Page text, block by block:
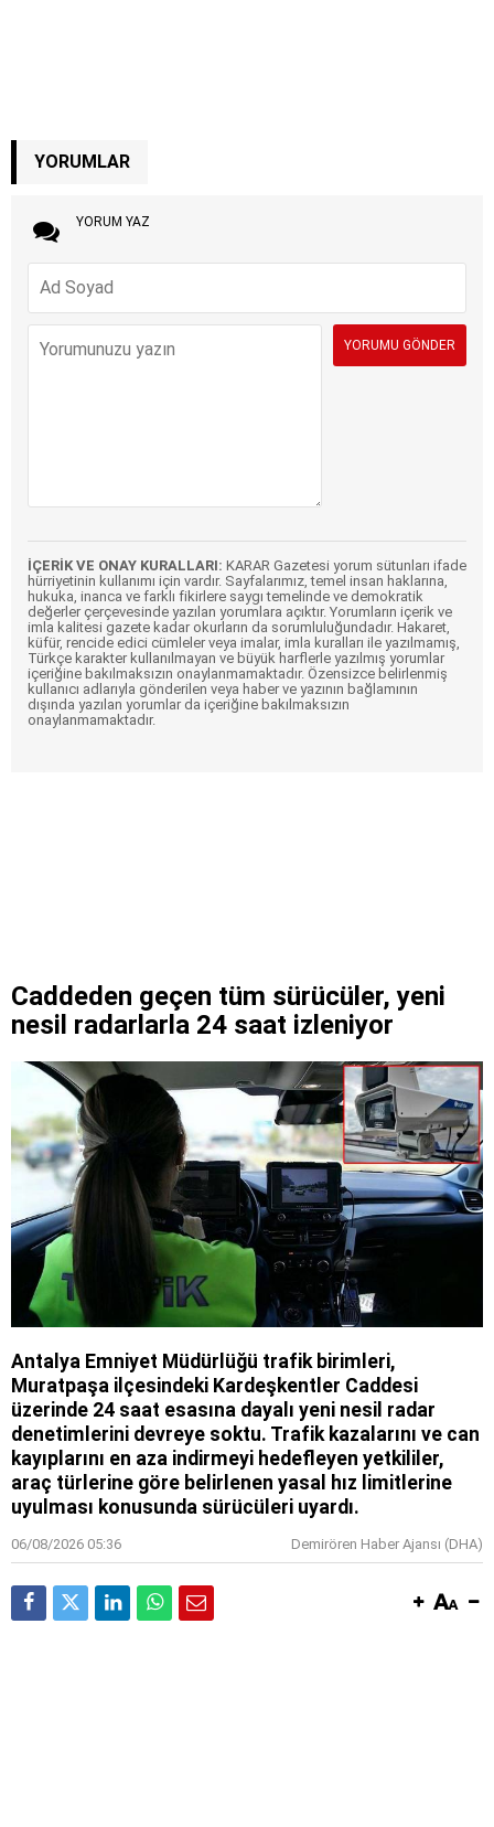
YORUMLAR
YORUM YAZ
İÇERİK VE ONAY KURALLARI: KARAR Gazetesi yorum sütunları ifade
hürriyetinin kullanımı için vardır. Sayfalarımız, temel insan haklarına,
hukuka, inanca ve farklı fikirlere saygı temelinde ve demokratik
değerler çerçevesinde yazılan yorumlara açıktır. Yorumların içerik ve
imla kalitesi gazete kadar okurların da sorumluluğundadır. Hakaret,
küfür, rencide edici cümleler veya imalar, imla kuralları ile yazılmamış,
Türkçe karakter kullanılmayan ve büyük harflerle yazılmış yorumlar
içeriğine bakılmaksızın onaylanmamaktadır. Özensizce belirlenmiş
kullanıcı adlarıyla gönderilen veya haber ve yazının bağlamının
dışında yazılan yorumlar da içeriğine bakılmaksızın
onaylanmamaktadır.
Caddeden geçen tüm sürücüler, yeni
nesil radarlarla 24 saat izleniyor
Antalya Emniyet Müdürlüğü trafik birimleri,
Muratpaşa ilçesindeki Kardeşkentler Caddesi
üzerinde 24 saat esasına dayalı yeni nesil radar
denetimlerini devreye soktu. Trafik kazalarını ve can
kayıplarını en aza indirmeyi hedefleyen yetkililer,
araç türlerine göre belirlenen yasal hız limitlerine
uyulması konusunda sürücüleri uyardı.
06/08/2026 05:36 Demirören Haber Ajansı (DHA)